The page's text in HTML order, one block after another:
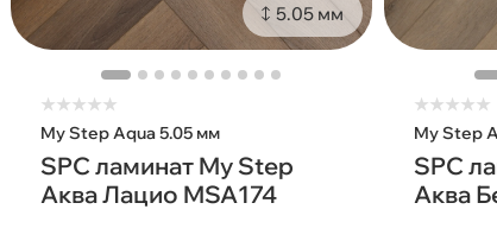
5.05 мм
★★★★★
My Step Aqua 5.05 мм
SPC ламинат My Step
Аква Лацио MSA174
★★★★★
My Step
SPC
Аква